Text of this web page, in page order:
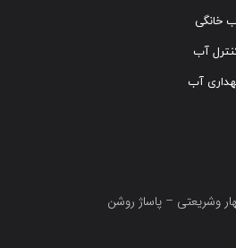
خانگی
آب
آب
وشریعتی – پاساژ روشن